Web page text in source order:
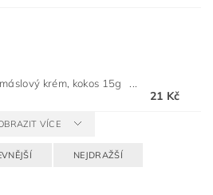
krém, kokos 15g ...
21 Kč
VÍCE
NEJDRAŽŠÍ